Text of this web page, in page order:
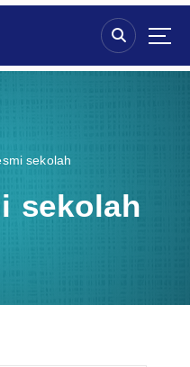
sekolah
sekolah